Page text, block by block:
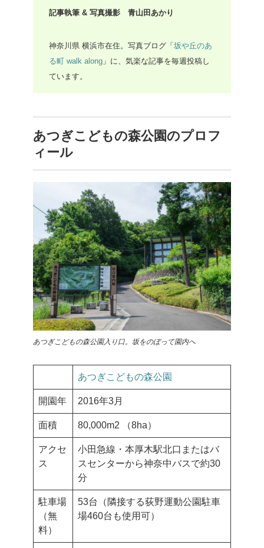
記事執筆 & 写真撮影 青山田あかり
神奈川県 横浜市在住。写真ブログ「 坂や丘のあ
る町 walk along」に、気楽な記事を毎週投稿し
ています。
あつぎこどもの森公園のプロフ
ィール
あつぎこどもの森公園入り口。坂をのぼって園内へ
あつぎこどもの森公園
開園年 2016年3月
面積 80,000m2 （8ha）
アクセ
ス
小田急線・本厚木駅北口またはバ
スセンターから神奈中バスで約30
分
駐車場
（無
料）
53台（隣接する荻野運動公園駐車
場460台も使用可）